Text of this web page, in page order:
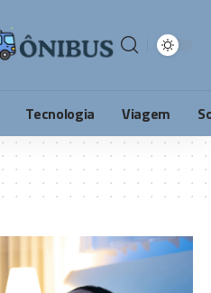
Tecnologia Viagem